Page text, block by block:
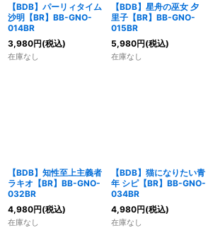
【BDB】パーリィタイム
沙明【BR】BB-GNO-
014BR
3,980円(税込)
在庫なし
【BDB】星舟の巫女 夕
里子【BR】BB-GNO-
015BR
5,980円(税込)
在庫なし
【BDB】知性至上主義者
ラキオ【BR】BB-GNO-
032BR
4,980円(税込)
在庫なし
【BDB】猫になりたい青
年 シピ【BR】BB-GNO-
034BR
4,980円(税込)
在庫なし